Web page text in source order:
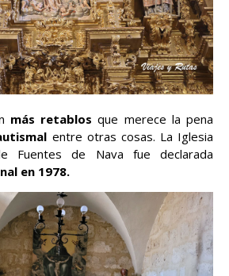
más retablos que merece la pena
entre otras cosas. La Iglesia
Fuentes de Nava fue declarada
en 1978.